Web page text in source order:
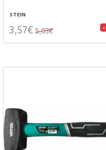
STEIN
3,57€ 5,03€